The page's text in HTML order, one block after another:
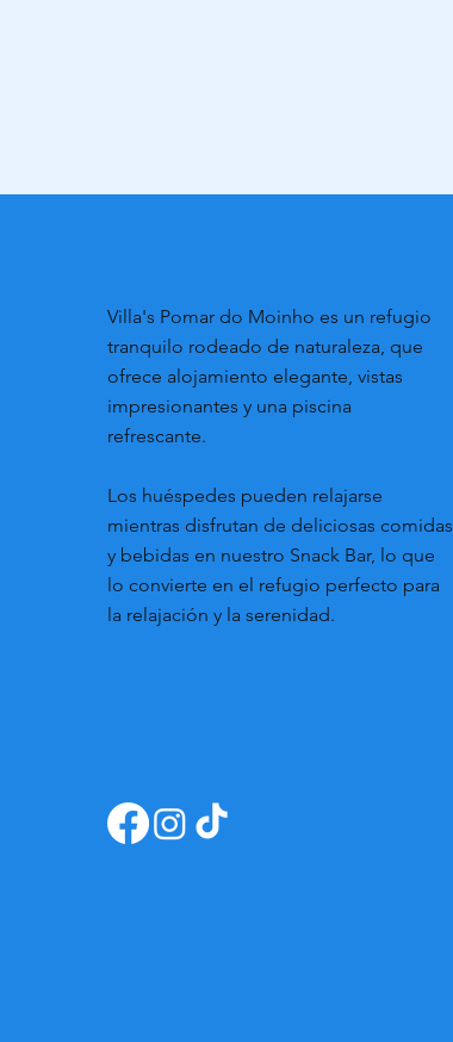
Villa's Pomar do Moinho es un refugio
tranquilo rodeado de naturaleza, que
ofrece alojamiento elegante, vistas
impresionantes y una piscina
refrescante.
Los huéspedes pueden relajarse
mientras disfrutan de deliciosas comidas
y bebidas en nuestro Snack Bar, lo que
lo convierte en el refugio perfecto para
la relajación y la serenidad.